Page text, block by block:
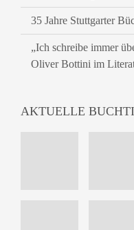
35 Jahre Stuttgarter
„Ich schreibe immer
Oliver Bottini im
AKTUELLE